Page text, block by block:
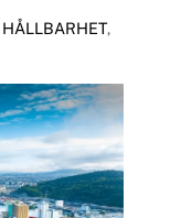
HÅLLBARHET,